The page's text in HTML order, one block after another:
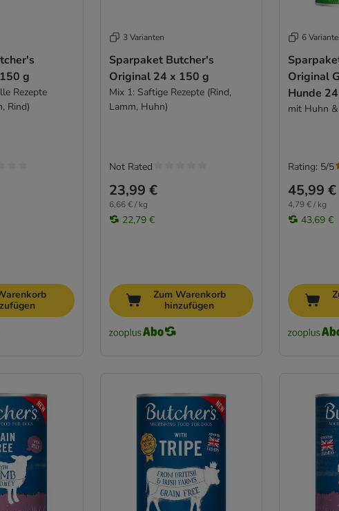
g
Rezepte
Rind)
3 Varianten
Sparpaket Butcher's
Original 24 x 150 g
Mix 1: Saftige Rezepte (Rind,
Lamm, Huhn)
23,99 €
6,66 € / kg
22,79 €
Not Rated
Zum Warenkorb
hinzufügen
6
Original
Hunde
mit Huhn
45,99 €
4,79 € / kg
43,69 €
Rating: 5/5